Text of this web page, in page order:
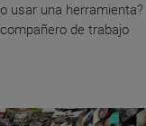
usar una herramienta?
de trabajo